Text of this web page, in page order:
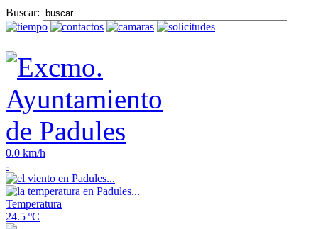
Buscar:
0.0 km/h
-
Temperatura
24.5 ºC